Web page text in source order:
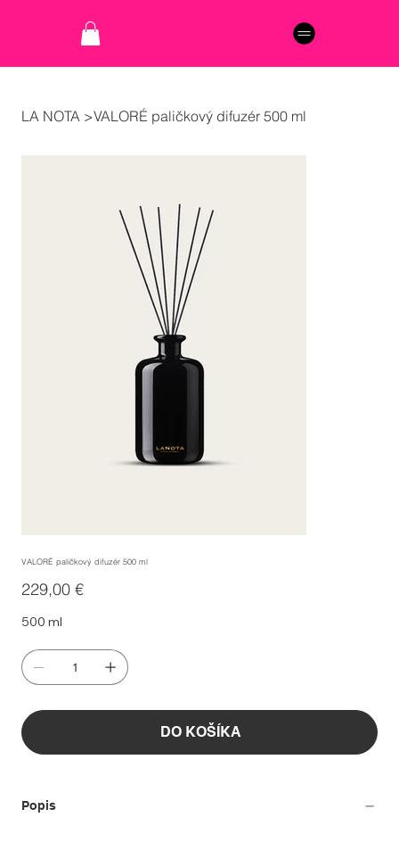
LA NOTA >VALORÉ paličkový difuzér 500 ml
VALORÉ paličkový difuzér 500 ml
Cena
229,00 €
500 ml
DO KOŠÍKA
Popis